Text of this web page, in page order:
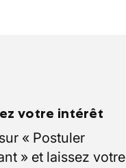
votre intérêt
« Postuler
» et laissez votre